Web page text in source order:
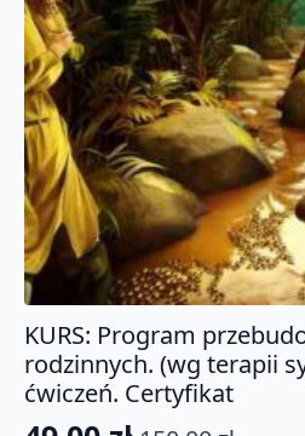
KURS: Program
rodzinnych. (wg terapii
ćwiczeń. Certyfikat